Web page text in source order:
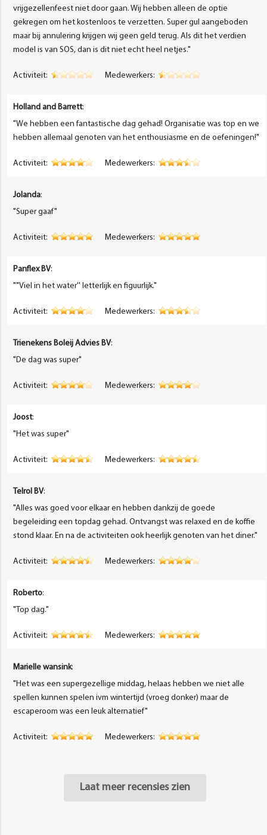
vrijgezellenfeest niet door gaan. Wij hebben alleen de optie
gekregen om het kostenloos te verzetten. Super gul aangeboden
maar bij annulering krijgen wij geen geld terug. Als dit het verdien
model is van SOS, dan is dit niet echt heel netjes."
Activiteit: Medewerkers:
Holland and Barrett:
"We hebben een fantastische dag gehad! Organisatie was top en we
hebben allemaal genoten van het enthousiasme en de oefeningen!"
Activiteit: Medewerkers:
Jolanda:
"Super gaaf"
Activiteit: Medewerkers:
Panflex BV:
""Viel in het water'' letterlijk en figuurlijk."
Activiteit: Medewerkers:
Trienekens Boleij Advies BV:
"De dag was super"
Activiteit: Medewerkers:
Joost:
"Het was super"
Activiteit: Medewerkers:
Telrol BV:
"Alles was goed voor elkaar en hebben dankzij de goede
begeleiding een topdag gehad. Ontvangst was relaxed en de koffie
stond klaar. En na de activiteiten ook heerlijk genoten van het diner."
Activiteit: Medewerkers:
Roberto:
"Top dag."
Activiteit: Medewerkers:
Marielle wansink:
"Het was een supergezellige middag, helaas hebben we niet alle
spellen kunnen spelen ivm wintertijd (vroeg donker) maar de
escaperoom was een leuk alternatief"
Activiteit: Medewerkers:
Laat meer recensies zien